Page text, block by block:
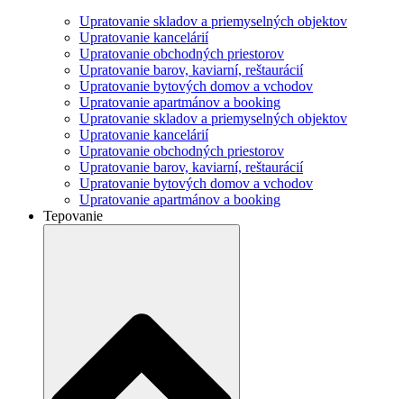
Upratovanie skladov a priemyselných objektov
Upratovanie kancelárií
Upratovanie obchodných priestorov
Upratovanie barov, kaviarní, reštaurácií
Upratovanie bytových domov a vchodov
Upratovanie apartmánov a booking
Upratovanie skladov a priemyselných objektov
Upratovanie kancelárií
Upratovanie obchodných priestorov
Upratovanie barov, kaviarní, reštaurácií
Upratovanie bytových domov a vchodov
Upratovanie apartmánov a booking
Tepovanie